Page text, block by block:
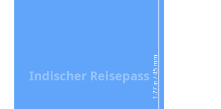
1.77 in / 45 mm
Indischer Reisepass